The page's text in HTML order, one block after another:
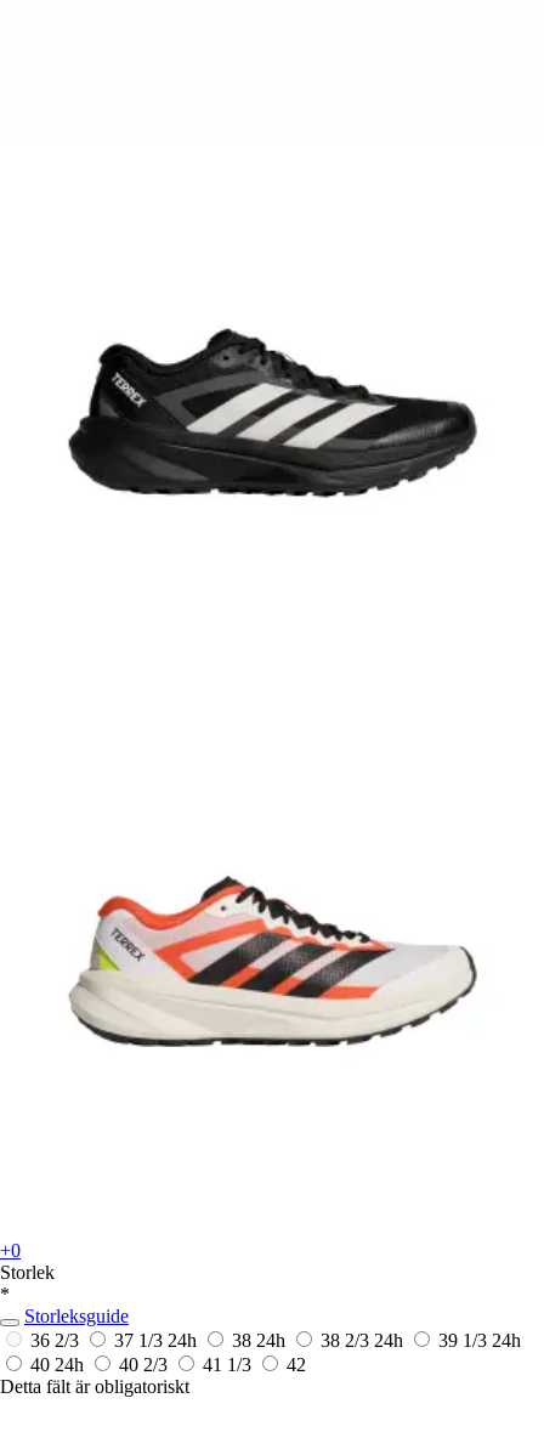
+0
Storlek
*
Storleksguide
36 2/3
37 1/3 24h 38 24h 38 2/3 24h 39 1/3 24h
40 24h 40 2/3 41 1/3
42
Detta fält är obligatoriskt